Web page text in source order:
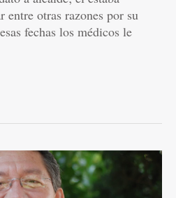
entre otras razones por su
fechas los médicos le